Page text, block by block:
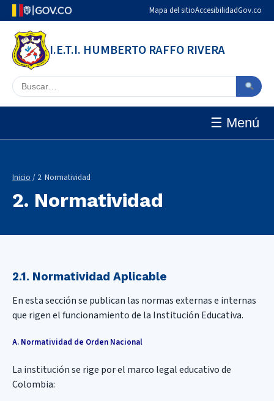
Mapa del sitioAccesibilidadGov.co
I.E.T.I. HUMBERTO RAFFO RIVERA
Buscar en el sitio
☰ Menú
Inicio / 2. Normatividad
2. Normatividad
2.1. Normatividad Aplicable
En esta sección se publican las normas externas e internas
que rigen el funcionamiento de la Institución Educativa.
A. Normatividad de Orden Nacional
La institución se rige por el marco legal educativo de
Colombia: